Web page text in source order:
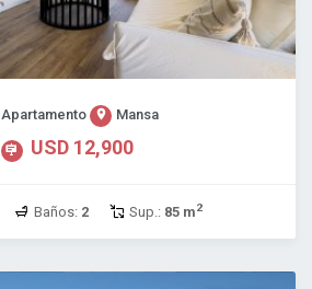
Apartamento Mansa
USD 12,900
Baños: 2 Sup.: 85 m2